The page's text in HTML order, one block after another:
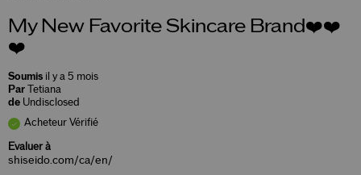
My New Favorite Skincare Brand❤️❤️
❤️
Soumis il y a 5 mois
Par Tetiana
de Undisclosed
Acheteur Vérifié
Evaluer à
shiseido.com/ca/en/